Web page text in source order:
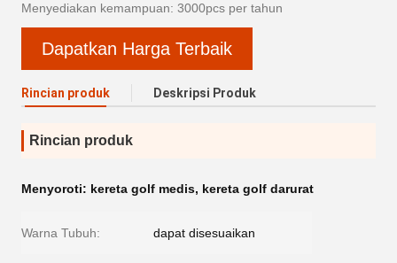
Menyediakan kemampuan: 3000pcs per tahun
Dapatkan Harga Terbaik
Rincian produk Deskripsi Produk
Rincian produk
Menyoroti: kereta golf medis, kereta golf darurat
Warna Tubuh: dapat disesuaikan